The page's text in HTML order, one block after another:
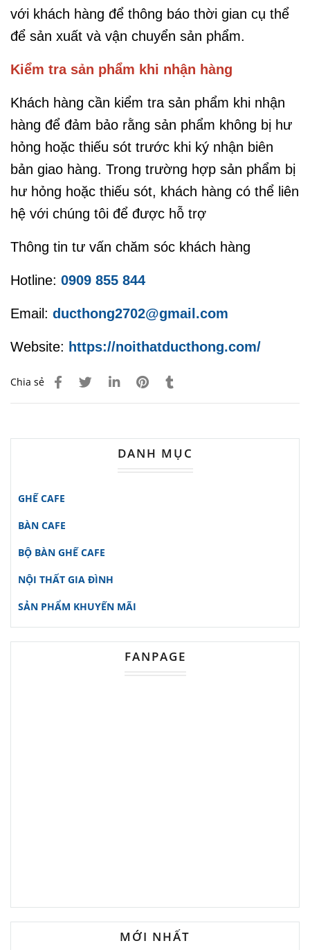
với khách hàng để thông báo thời gian cụ thể
để sản xuất và vận chuyển sản phẩm.
Kiểm tra sản phẩm khi nhận hàng
Khách hàng cần kiểm tra sản phẩm khi nhận
hàng để đảm bảo rằng sản phẩm không bị hư
hỏng hoặc thiếu sót trước khi ký nhận biên
bản giao hàng. Trong trường hợp sản phẩm bị
hư hỏng hoặc thiếu sót, khách hàng có thể liên
hệ với chúng tôi để được hỗ trợ
Thông tin tư vấn chăm sóc khách hàng
Hotline: 0909 855 844
Email: ducthong2702@gmail.com
Website: https://noithatducthong.com/
Chia sẻ
DANH MỤC
GHẾ CAFE
BÀN CAFE
BỘ BÀN GHẾ CAFE
NỘI THẤT GIA ĐÌNH
SẢN PHẨM KHUYẾN MÃI
FANPAGE
MỚI NHẤT